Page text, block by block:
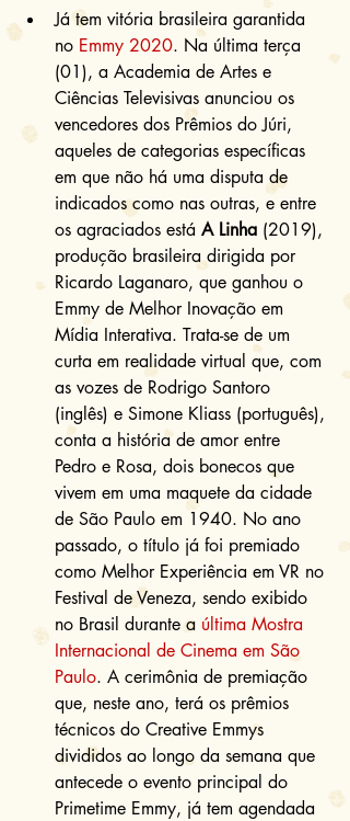
Já tem vitória brasileira garantida
no Emmy 2020. Na última terça
(01), a Academia de Artes e
Ciências Televisivas anunciou os
vencedores dos Prêmios do Júri,
aqueles de categorias específicas
em que não há uma disputa de
indicados como nas outras, e entre
os agraciados está A Linha (2019),
produção brasileira dirigida por
Ricardo Laganaro, que ganhou o
Emmy de Melhor Inovação em
Mídia Interativa. Trata-se de um
curta em realidade virtual que, com
as vozes de Rodrigo Santoro
(inglês) e Simone Kliass (português),
conta a história de amor entre
Pedro e Rosa, dois bonecos que
vivem em uma maquete da cidade
de São Paulo em 1940. No ano
passado, o título já foi premiado
como Melhor Experiência em VR no
Festival de Veneza, sendo exibido
no Brasil durante a última Mostra
Internacional de Cinema em São
Paulo. A cerimônia de premiação
que, neste ano, terá os prêmios
técnicos do Creative Emmys
divididos ao longo da semana que
antecede o evento principal do
Primetime Emmy, já tem agendada